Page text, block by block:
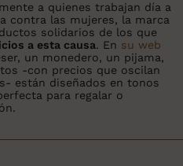
a quienes trabajan día a
contra las mujeres, la marca
solidarios de los que
a esta causa. En su web
un monedero, un pijama,
-con precios que oscilan
están diseñados en tonos
para regalar o